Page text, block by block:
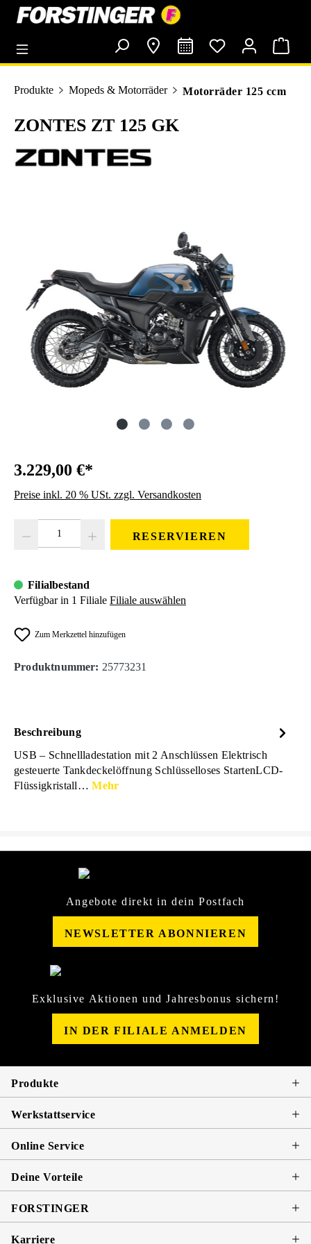
springen
Produkte Mopeds & Motorräder Motorräder 125 ccm
ZONTES ZT 125 GK
3.229,00 €*
Preise inkl. 20 % USt. zzgl. Versandkosten
RESERVIEREN
Filialbestand
Verfügbar in 1 Filiale Filiale auswählen
Zum Merkzettel hinzufügen
Produktnummer: 25773231
Beschreibung
USB – Schnellladestation mit 2 Anschlüssen Elektrisch
gesteuerte Tankdeckelöffnung Schlüsselloses StartenLCD-
Flüssigkristall…Mehr
Angebote direkt in dein Postfach
NEWSLETTER ABONNIEREN
Exklusive Aktionen und Jahresbonus sichern!
IN DER FILIALE ANMELDEN
Produkte
Werkstattservice
Online Service
Deine Vorteile
FORSTINGER
Karriere